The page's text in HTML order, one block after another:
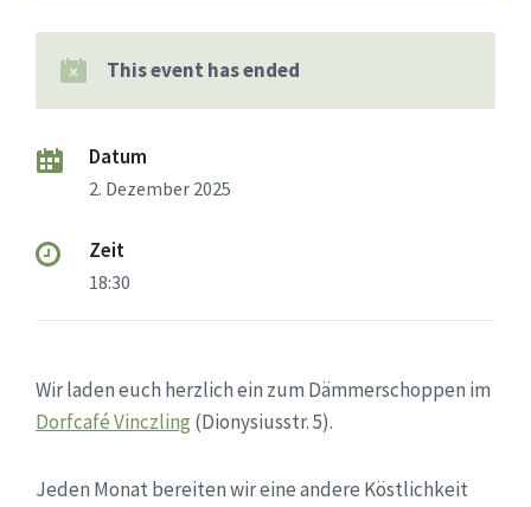
This event has ended
Datum
2. Dezember 2025
Zeit
18:30
Wir laden euch herzlich ein zum Dämmerschoppen im
Dorfcafé Vinczling (Dionysiusstr. 5).
Jeden Monat bereiten wir eine andere Köstlichkeit